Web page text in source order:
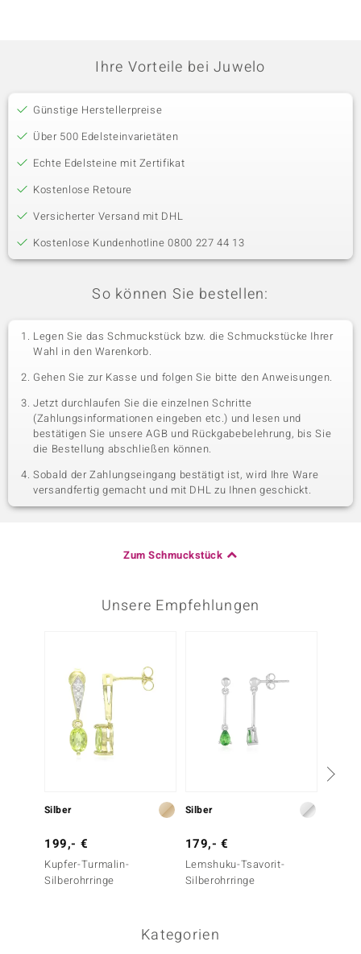
Ihre Vorteile bei Juwelo
Günstige Herstellerpreise
Über 500 Edelsteinvarietäten
Echte Edelsteine mit Zertifikat
Kostenlose Retoure
Versicherter Versand mit DHL
Kostenlose Kundenhotline 0800 227 44 13
So können Sie bestellen:
Legen Sie das Schmuckstück bzw. die Schmuckstücke Ihrer
Wahl in den Warenkorb.
Gehen Sie zur Kasse und folgen Sie bitte den Anweisungen.
Jetzt durchlaufen Sie die einzelnen Schritte
(Zahlungsinformationen eingeben etc.) und lesen und
bestätigen Sie unsere AGB und Rückgabebelehrung, bis Sie
die Bestellung abschließen können.
Sobald der Zahlungseingang bestätigt ist, wird Ihre Ware
versandfertig gemacht und mit DHL zu Ihnen geschickt.
Zum Schmuckstück
Unsere Empfehlungen
Silber
199,- €
Kupfer-Turmalin-
Silberohrringe
Silber
179,- €
Lemshuku-Tsavorit-
Silberohrringe
Kategorien